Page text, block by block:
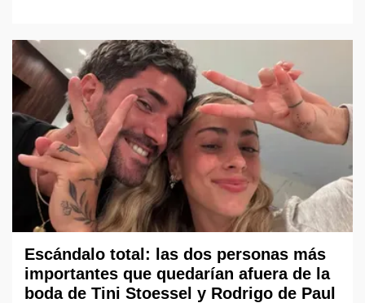
Escándalo total: las dos personas más
importantes que quedarían afuera de la
boda de Tini Stoessel y Rodrigo de Paul